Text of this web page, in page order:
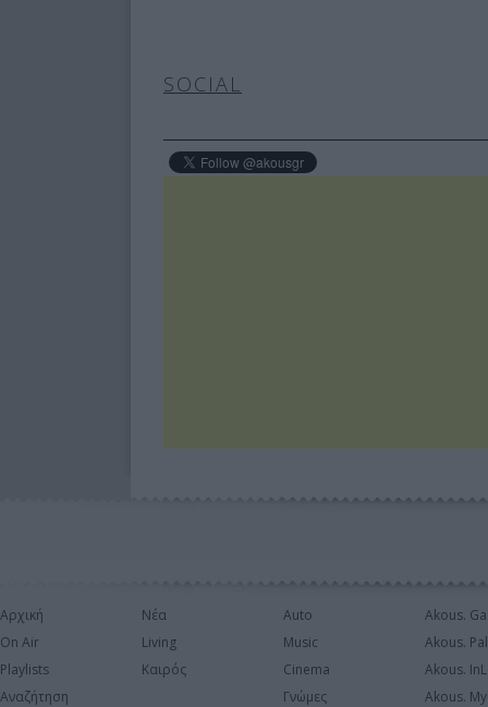
SOCIAL
Αρχική
On Air
Playlists
Αναζήτηση
Νέα
Living
Καιρός
Auto
Music
Cinema
Γνώμες
Akous.
Akous.
Akous.
Akous.